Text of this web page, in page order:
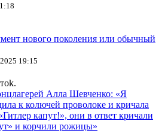
нового поколения или обычный
19:15
Алла Шевченко: «Я
к колючей проволоке и кричала
капут!», они в ответ кричали
и корчили рожицы»